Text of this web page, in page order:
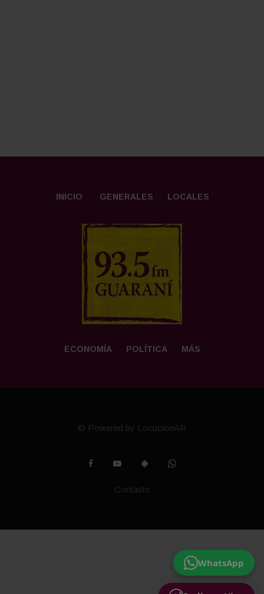
WhatsApp
INICIO GENERALES LOCALES
ECONOMÍA POLÍTICA MÁS
© Powered by LocucionAR
Contacto